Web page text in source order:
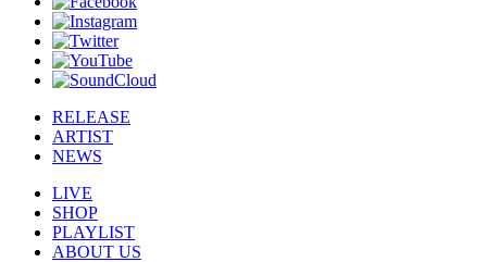
RELEASE
ARTIST
NEWS
LIVE
SHOP
PLAYLIST
ABOUT US